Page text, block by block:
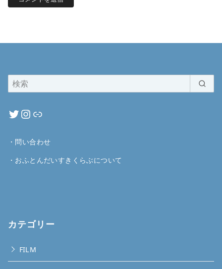
・ 問い合わせ
・ おふとんだいすきくらぶについて
カテゴリー
FILM